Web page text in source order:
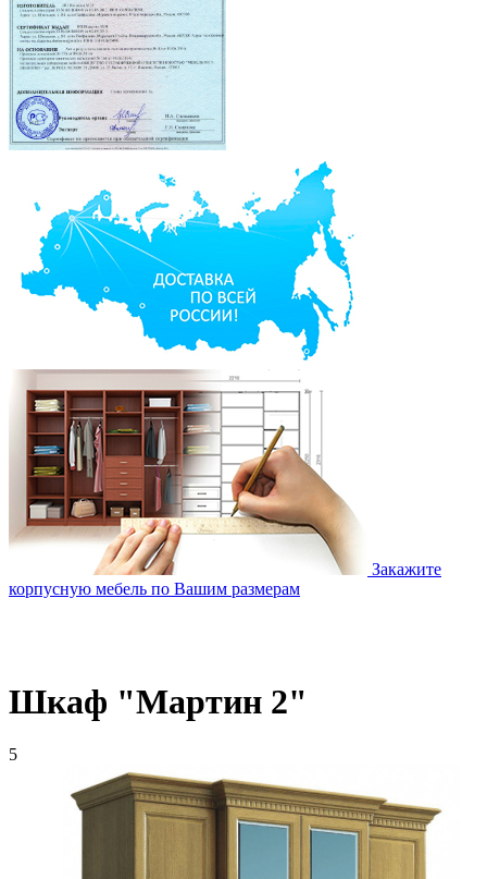
Закажите
корпусную мебель по Вашим размерам
Шкаф "Мартин 2"
5